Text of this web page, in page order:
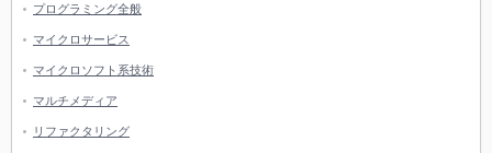
プログラミング全般
マイクロサービス
マイクロソフト系技術
マルチメディア
リファクタリング